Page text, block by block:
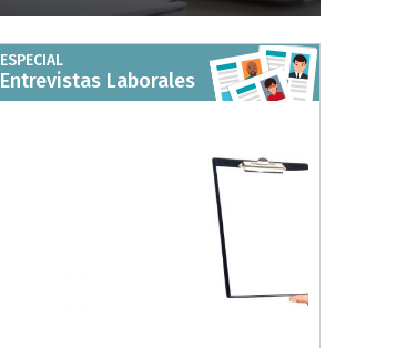
ESPECIAL
Entrevistas Laborales